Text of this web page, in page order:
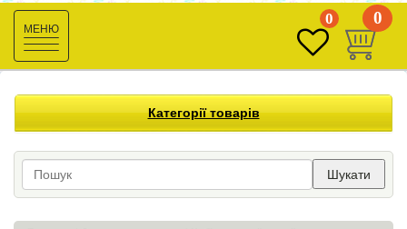
Toggle
navigation
0 0
Категорії товарів
Шукати